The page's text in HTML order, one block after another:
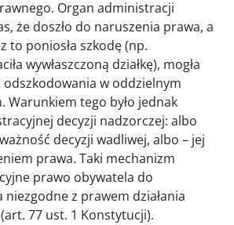
Organ administracji
że doszło do naruszenia prawa, a
to poniosła szkodę (np.
wywłaszczoną działkę), mogła
w oddzielnym
Warunkiem tego było jednak
decyzji nadzorczej: albo
decyzji wadliwej, albo – jej
prawa. Taki mechanizm
prawo obywatela do
z prawem działania
77 ust. 1 Konstytucji).